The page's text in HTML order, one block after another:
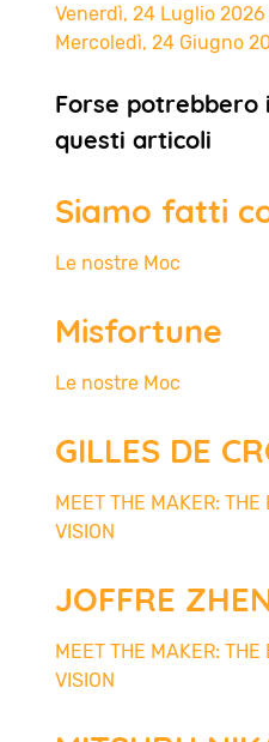
Venerdì, 24 Luglio 2026
Mercoledì, 24 Giugno
Forse potrebbero
questi articoli
Siamo fatti
Le nostre Moc
Misfortune
Le nostre Moc
GILLES DE
MEET THE MAKER:
VISION
JOFFRE
MEET THE MAKER:
VISION